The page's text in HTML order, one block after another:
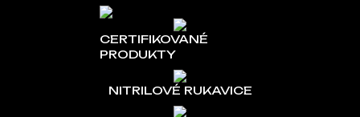
CERTIFIKOVANÉ
PRODUKTY
NITRILOVÉ RUKAVICE